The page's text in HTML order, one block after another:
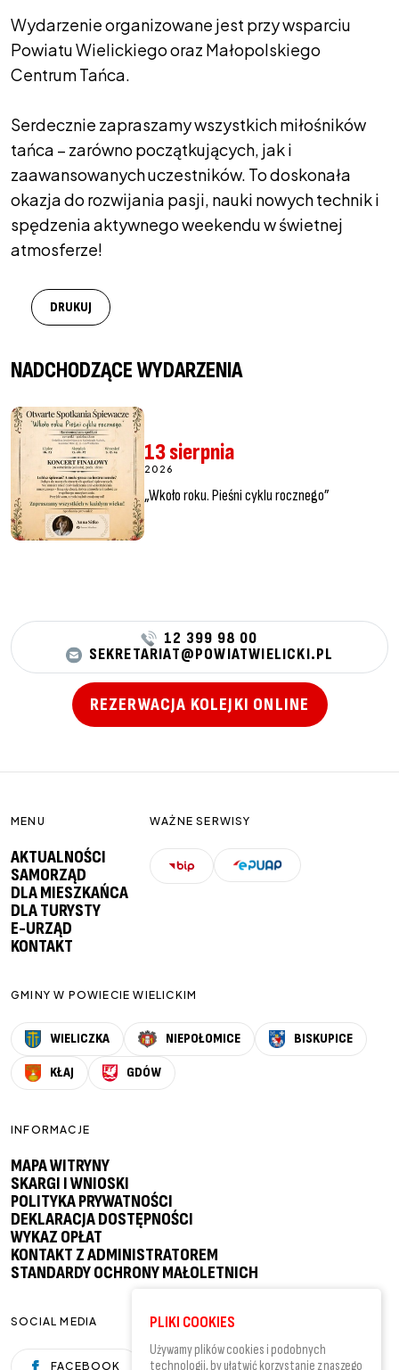
Wydarzenie organizowane jest przy wsparciu
Powiatu Wielickiego oraz Małopolskiego
Centrum Tańca.
Serdecznie zapraszamy wszystkich miłośników
tańca – zarówno początkujących, jak i
zaawansowanych uczestników. To doskonała
okazja do rozwijania pasji, nauki nowych technik i
spędzenia aktywnego weekendu w świetnej
atmosferze!
DRUKUJ
NADCHODZĄCE WYDARZENIA
13 sierpnia
2026
„Wkoło roku. Pieśni cyklu rocznego”
12 399 98 00
SEKRETARIAT@POWIATWIELICKI.PL
REZERWACJA KOLEJKI ONLINE
MENU
AKTUALNOŚCI
SAMORZĄD
DLA MIESZKAŃCA
DLA TURYSTY
E-URZĄD
KONTAKT
WAŻNE SERWISY
GMINY W POWIECIE WIELICKIM
WIELICZKA NIEPOŁOMICE
BISKUPICE
KŁAJ
GDÓW
INFORMACJE
MAPA WITRYNY
SKARGI I WNIOSKI
POLITYKA PRYWATNOŚCI
DEKLARACJA DOSTĘPNOŚCI
WYKAZ OPŁAT
KONTAKT Z ADMINISTRATOREM
STANDARDY OCHRONY MAŁOLETNICH
SOCIAL MEDIA
FACEBOOK YOUTUBE
PLIKI COOKIES
Używamy plików cookies i podobnych
technologii, by ułatwić korzystanie z naszego